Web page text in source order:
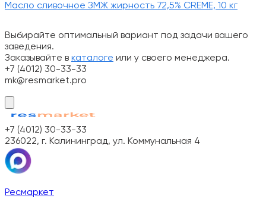
Масло сливочное ЗМЖ жирность 72,5% CREME, 10 кг
Выбирайте оптимальный вариант под задачи вашего
заведения.
Заказывайте в каталоге или у своего менеджера.
+7 (4012) 30-33-33
mk@resmarket.pro
+7 (4012) 30-33-33
236022, г. Калининград, ул. Коммунальная 4
Ресмаркет